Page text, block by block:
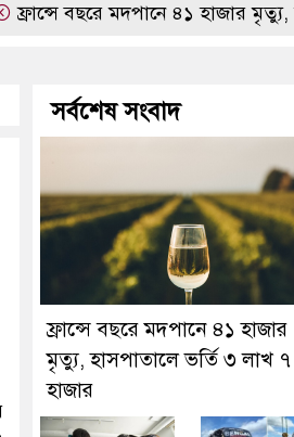
বছরে মদপানে ৪১ হাজার মৃত্যু,
সর্বশেষ সংবাদ
ফ্রান্সে বছরে মদপানে ৪১ হাজার
মৃত্যু, হাসপাতালে ভর্তি ৩ লাখ ৭
হাজার